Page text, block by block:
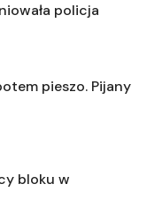
policja
pieszo. Pijany
bloku w